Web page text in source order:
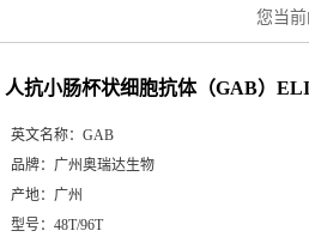
您当前
人抗小肠杯状细胞抗体（GAB）
英文名称： GAB
品牌： 广州奥瑞达生物
产地： 广州
型号： 48T/96T